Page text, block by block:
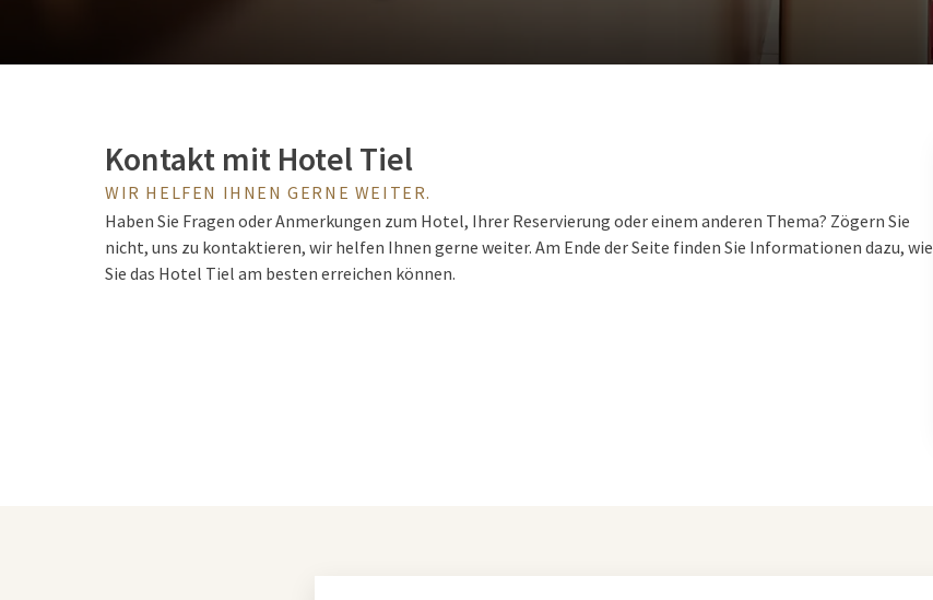
Kontakt mit Hotel Tiel
WIR HELFEN IHNEN GERNE WEITER.
Haben Sie Fragen oder Anmerkungen zum Hotel, Ihrer Reservierung oder einem anderen Thema? Zögern Sie
nicht, uns zu kontaktieren, wir helfen Ihnen gerne weiter. Am Ende der Seite finden Sie Informationen dazu, wie
Sie das Hotel Tiel am besten erreichen können.